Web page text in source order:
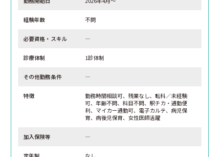
経験年数 不問
必要資格・スキル ―
診療体制 1診体制
その他勤務条件 ―
特徴
勤務時間相談可、残業なし、転科／未経験
可、年齢不問、科目不問、駅チカ・通勤便
利、マイカー通勤可、電子カルテ、病児保
育、病後児保育、女性医師活躍
加入保険等 ―